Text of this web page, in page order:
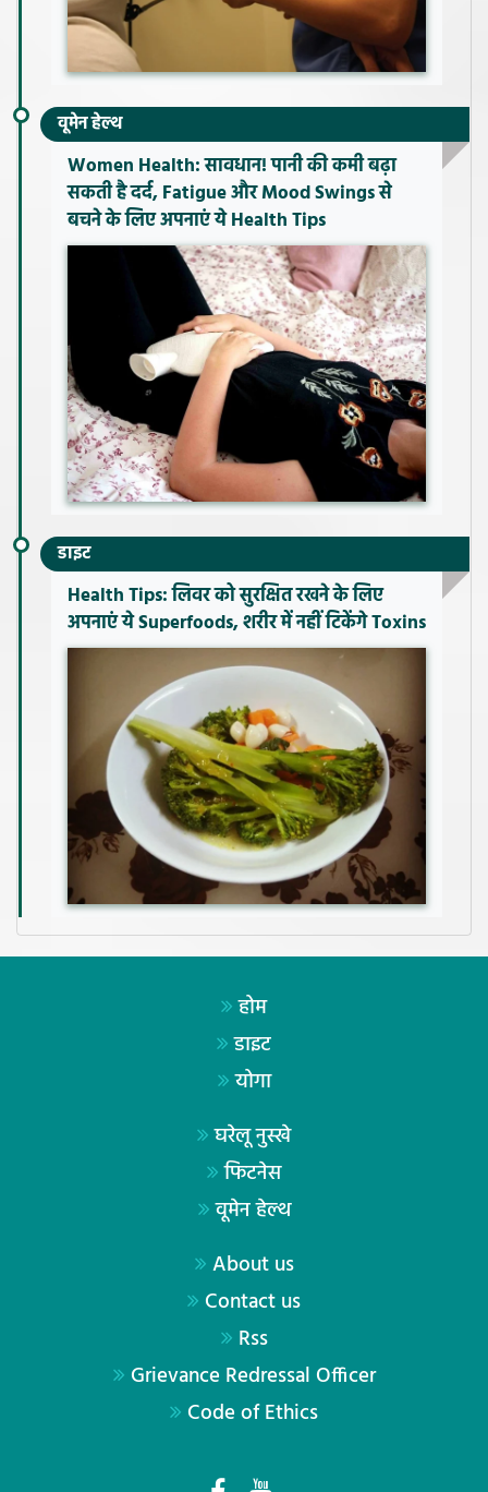
वूमेन हेल्थ
Women Health: सावधान! पानी की कमी बढ़ा
सकती है दर्द, Fatigue और Mood Swings से
बचने के लिए अपनाएं ये Health Tips
डाइट
Health Tips: लिवर को सुरक्षित रखने के लिए
अपनाएं ये Superfoods, शरीर में नहीं टिकेंगे Toxins
होम
डाइट
योगा
घरेलू नुस्खे
फिटनेस
वूमेन हेल्थ
About us
Contact us
Rss
Grievance Redressal Officer
Code of Ethics